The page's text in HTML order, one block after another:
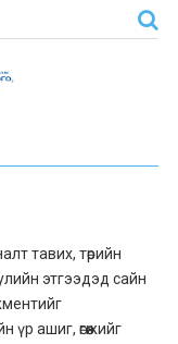
тавих, төрийн
этгээдэд сайн
ашиг, өгөөжийг